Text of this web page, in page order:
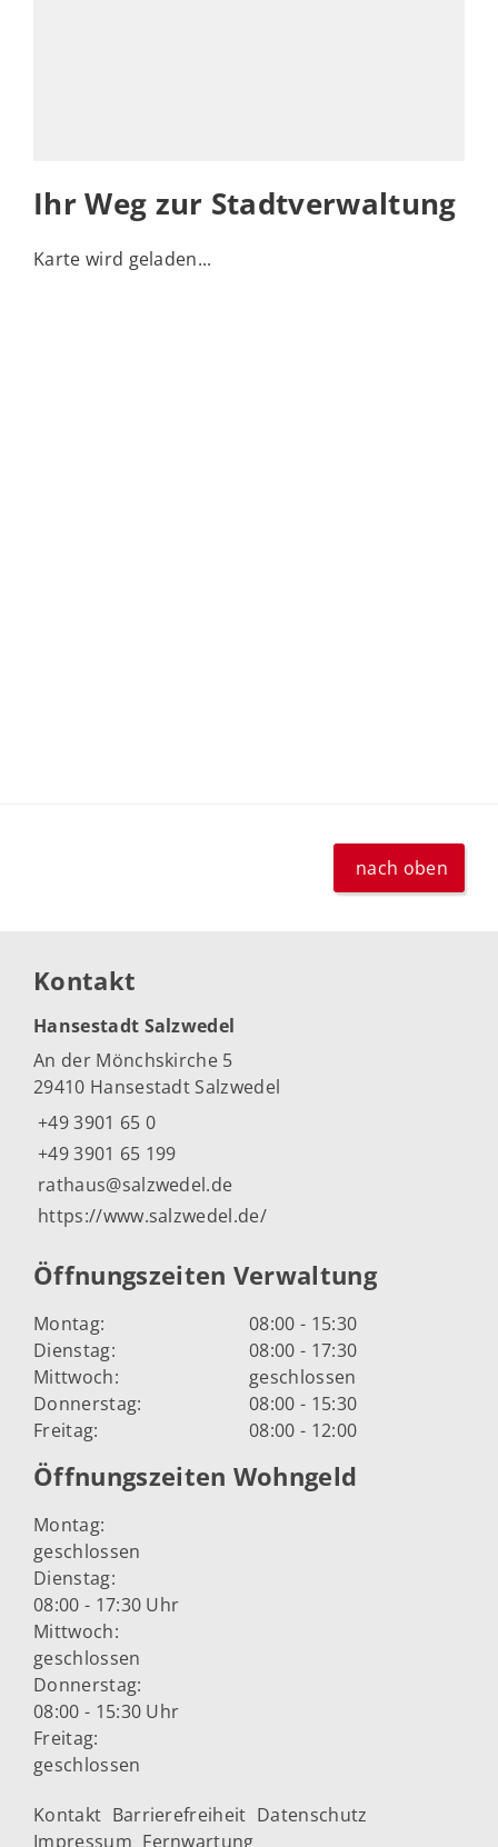
Ihr Weg zur Stadtverwaltung
Karte wird geladen...
nach oben
Kontakt
Hansestadt Salzwedel
An der Mönchskirche 5
29410 Hansestadt Salzwedel
+49 3901 65 0
+49 3901 65 199
rathaus@salzwedel.de
https://www.salzwedel.de/
Öffnungszeiten Verwaltung
Montag:
08:00 - 15:30
Dienstag:
08:00 - 17:30
Mittwoch:
geschlossen
Donnerstag:
08:00 - 15:30
Freitag:
08:00 - 12:00
Öffnungszeiten Wohngeld
Montag:
geschlossen
Dienstag:
08:00 - 17:30 Uhr
Mittwoch:
geschlossen
Donnerstag:
08:00 - 15:30 Uhr
Freitag:
geschlossen
Kontakt Barrierefreiheit Datenschutz
Impressum Fernwartung